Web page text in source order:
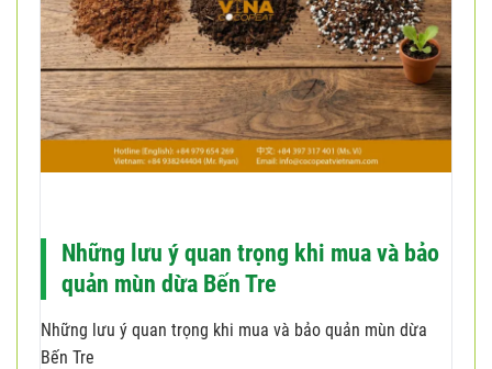
Những lưu ý quan trọng khi mua và bảo
quản mùn dừa Bến Tre
Những lưu ý quan trọng khi mua và bảo quản mùn dừa
Bến Tre